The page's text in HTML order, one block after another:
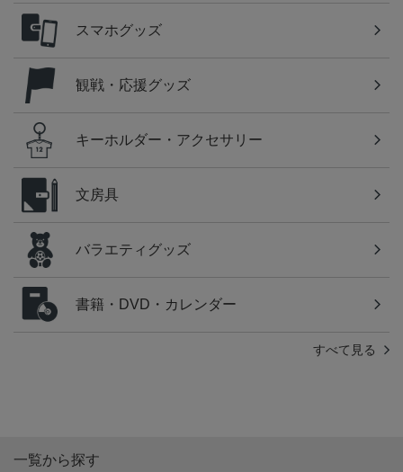
スマホグッズ
観戦・応援グッズ
キーホルダー・アクセサリー
文房具
バラエティグッズ
書籍・DVD・カレンダー
すべて見る
一覧から探す